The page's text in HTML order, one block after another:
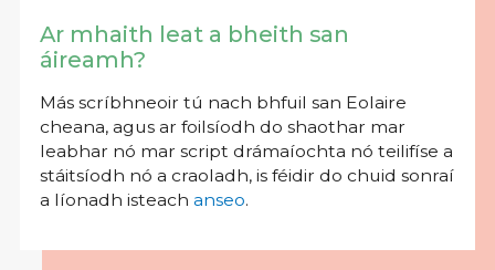
Ar mhaith leat a bheith san
áireamh?
Más scríbhneoir tú nach bhfuil san Eolaire
cheana, agus ar foilsíodh do shaothar mar
leabhar nó mar script drámaíochta nó teilifíse a
stáitsíodh nó a craoladh, is féidir do chuid sonraí
a líonadh isteach anseo.